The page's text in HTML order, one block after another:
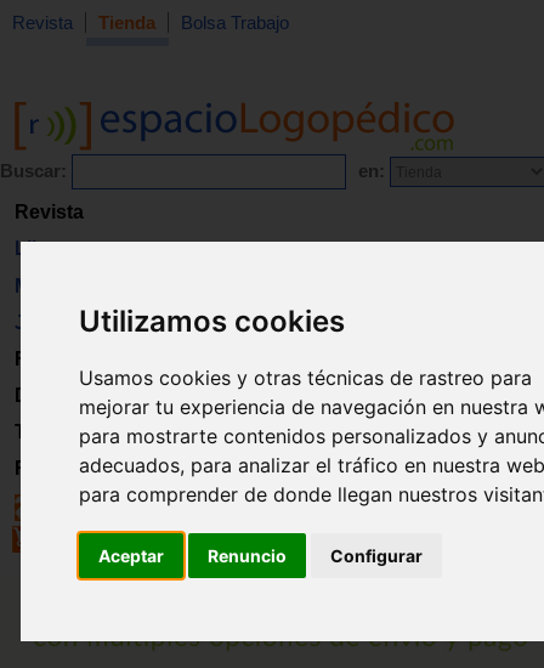
Utilizamos cookies
Usamos cookies y otras técnicas de rastreo para
mejorar tu experiencia de navegación en nuestra
para mostrarte contenidos personalizados y
adecuados, para analizar el tráfico en nuestra
para comprender de donde llegan nuestros
Aceptar Renuncio Configurar
Revista Tienda Bolsa Trabajo
Buscar: en:
Revista
Libros
Material
Juguetes
Formación
Directorio
Trabajo
Registro